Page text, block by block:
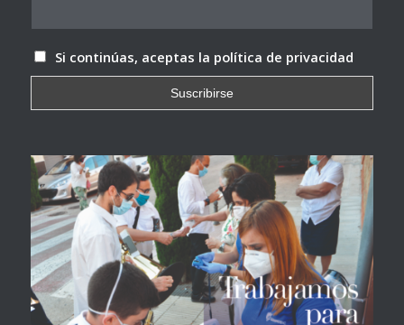
Si continúas, aceptas la política de privacidad